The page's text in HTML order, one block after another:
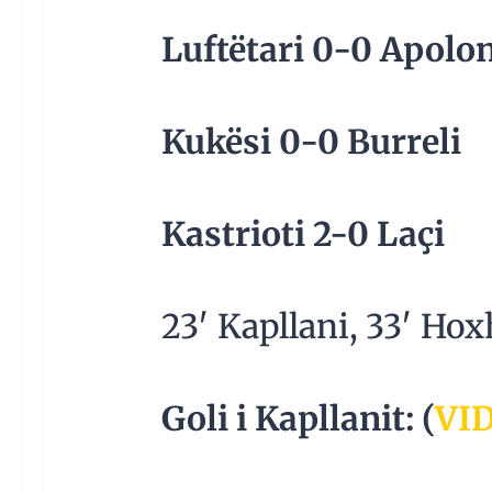
Luftëtari 0-0
Kukësi 0-0 Burreli
Kastrioti 2-0 Laçi
23′ Kapllani, 33′
Goli i Kapllanit: (